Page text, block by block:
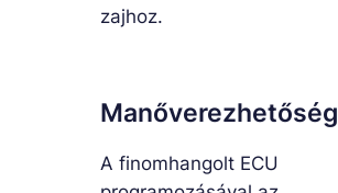
zajhoz.
Manőverezhetőség
A finomhangolt ECU